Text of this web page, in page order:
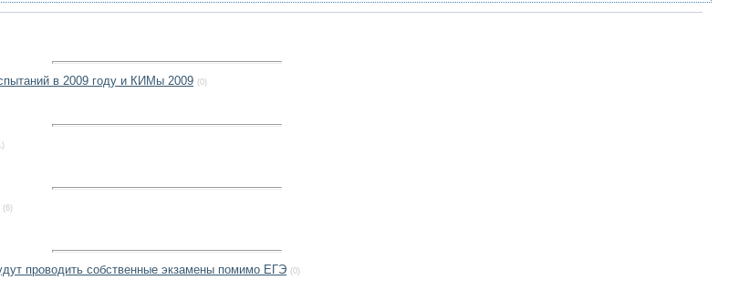
в 2009 году и КИМы 2009 (0)
(6)
проводить собственные экзамены помимо ЕГЭ (0)